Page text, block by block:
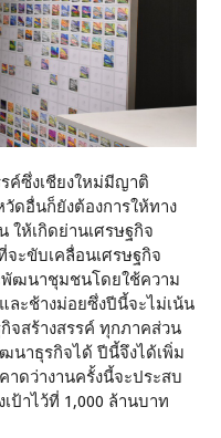
ค์ซึ่งเชียงใหม่มีญาติ
ดอื่นก็ยังต้องการให้ทาง
ให้เกิดย่านเศรษฐกิจ
ะขับเคลื่อนเศรษฐกิจ
พัฒนาชุมชนโดยใช้ความ
ละช้างม่อยซึ่งปีนี้จะไม่เน้น
จสร้างสรรค์ ทุกภาคส่วน
นาธุรกิจได้ ปีนี้จึงได้เพิ่ม
ดว่างานครั้งนี้จะประสบ
ป้าไว้ที่ 1,000 ล้านบาท